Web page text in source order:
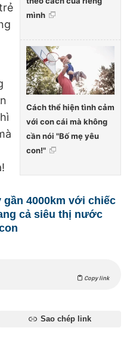
mình
Cách thể hiện tình cảm
với con cái mà không
cần nói "Bố mẹ yêu
con!"
gần 4000km với chiếc
cả siêu thị nước
Copy link
Sao chép link